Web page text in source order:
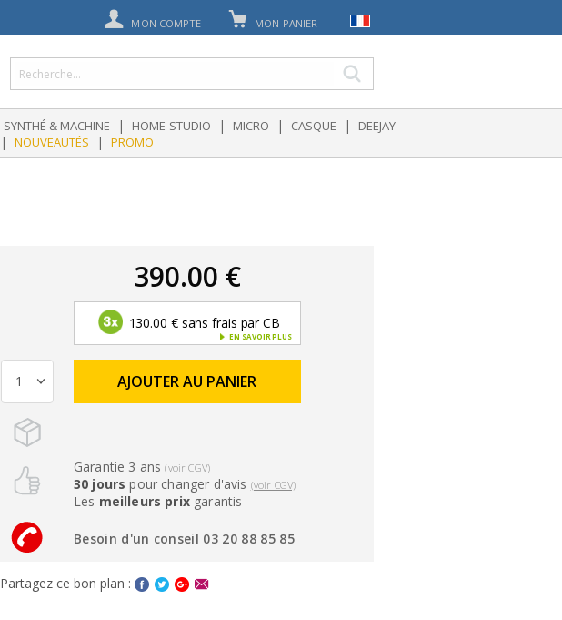
MON COMPTE MON PANIER
SYNTHÉ & MACHINE | HOME-STUDIO | MICRO | CASQUE | DEEJAY
| NOUVEAUTÉS | PROMO
390.00 €
130.00 € sans frais par CB
EN SAVOIR PLUS
AJOUTER AU PANIER
Garantie 3 ans(voir CGV)
30 jours pour changer d'avis (voir CGV)
Les meilleurs prix garantis
Besoin d'un conseil 03 20 88 85 85
Partagez ce bon plan :